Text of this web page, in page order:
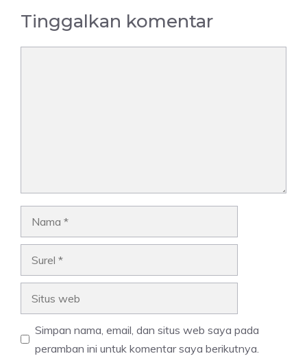
Tinggalkan komentar
Simpan nama, email, dan situs web saya pada
peramban ini untuk komentar saya berikutnya.